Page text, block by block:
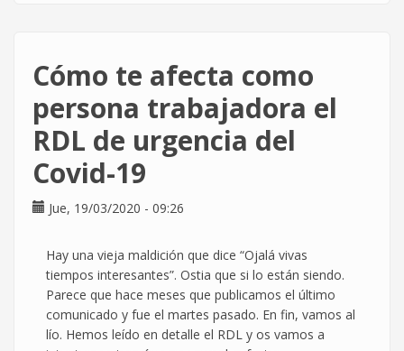
Global
es
Nulo!
Cómo te afecta como
persona trabajadora el
RDL de urgencia del
Covid-19
Jue, 19/03/2020 - 09:26
Hay una vieja maldición que dice “Ojalá vivas
tiempos interesantes”. Ostia que si lo están siendo.
Parece que hace meses que publicamos el último
comunicado y fue el martes pasado. En fin, vamos al
lío. Hemos leído en detalle el RDL y os vamos a